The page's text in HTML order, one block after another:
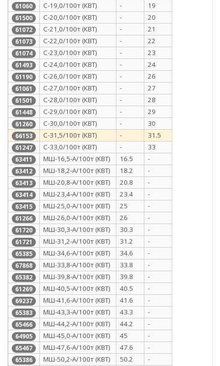
61060 С-19,0/100т (КВТ) - 19
61500 С-20,0/100т (КВТ) - 20
61072 С-21,0/100т (КВТ) - 21
61073 С-22,0/100т (КВТ) - 22
61074 С-23,0/100т (КВТ) - 23
61493 С-24,0/100т (КВТ) - 24
61190 С-26,0/100т (КВТ) - 26
61061 С-27,0/100т (КВТ) - 27
61501 С-28,0/100т (КВТ) - 28
61448 С-29,0/100т (КВТ) - 29
61260 С-30,0/100т (КВТ) - 30
66153 С-31,5/100т (КВТ) - 31.5
61247 С-33,0/100т (КВТ) - 33
63411 МШ-16,5-А/100т (КВТ) 16.5 -
63412 МШ-18,2-А/100т (КВТ) 18.2 -
63413 МШ-20,8-А/100т (КВТ) 20.8 -
63414 МШ-23,4-А/100т (КВТ) 23.4 -
63415 МШ-25,0-А/100т (КВТ) 25 -
61266 МШ-26,0-А/100т (КВТ) 26 -
61720 МШ-30,3-А/100т (КВТ) 30.3 -
61721 МШ-31,2-А/100т (КВТ) 31.2 -
65385 МШ-34,6-А/100т (КВТ) 34.6 -
67868 МШ-33,8-А/100т (КВТ) 33.8 -
65382 МШ-39,8-А/100т (КВТ) 39.8 -
61269 МШ-40,5-А/100т (КВТ) 40.5 -
69237 МШ-41,6-А/100т (КВТ) 41.6 -
65383 МШ-43,3-А/100т (КВТ) 43.3 -
65466 МШ-44,2-А/100т (КВТ) 44.2 -
64905 МШ-45,0-А/100т (КВТ) 45 -
65467 МШ-47,6-А/100т (КВТ) 47.6 -
65386 МШ-50,2-А/100т (КВТ) 50.2 -